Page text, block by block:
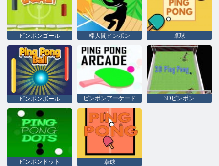
ピンポンゴール 棒人間ピンポン 卓球
ピンポンボール ピンポンアーケード 3Dピンポン
ピンポンドット 卓球